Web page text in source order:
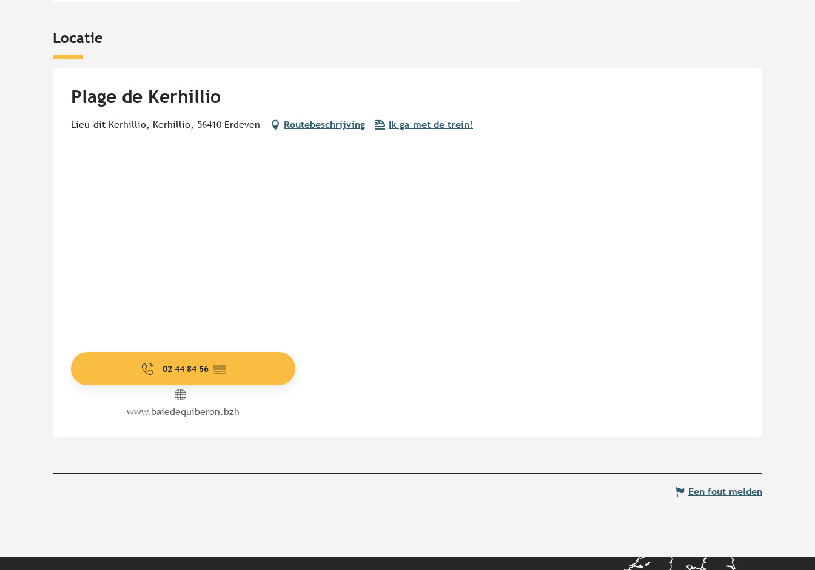
Locatie
Plage de Kerhillio
Lieu-dit Kerhillio, Kerhillio, 56410 Erdeven Routebeschrijving Ik ga met de trein!
02 44 84 56 ▒▒
www.baiedequiberon.bzh
Een fout melden